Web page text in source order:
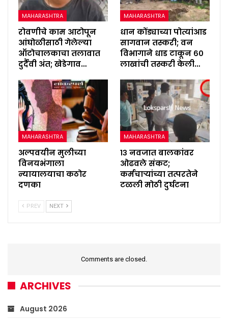
MAHARASHTRA
रोवणीचे काम आटोपून
आंघोळीसाठी गेलेल्या
ऑटोचालकाचा तलावात
दुर्दैवी अंत; खेडेगाव…
MAHARASHTRA
धान कोंड्याच्या पोत्यांआड
सागवान तस्करी; वन
विभागाने धाड टाकून ६०
लाखांची तस्करी केली…
MAHARASHTRA
अल्पवयीन मुलीच्या
विनयभंगाला
न्यायालयाचा कठोर
दणका
MAHARASHTRA
१३ नवजात बालकांवर
ओढवले संकट;
कर्मचाऱ्यांच्या तत्परतेने
टळली मोठी दुर्घटना
PREV NEXT
Comments are closed.
ARCHIVES
August 2026